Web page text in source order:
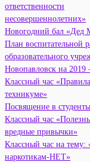
ответственности
несовершеннолетних»
Новогодний бал «Дед
План воспитательной
образовательного
Новопавловск на 2019
Классный час
техникуме»
Посвящение в студенты
Классный час
вредные привычки»
Классный час на тему:
наркотикам-НЕТ»